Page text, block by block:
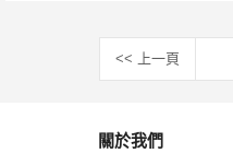
<< 上一頁
關於我們